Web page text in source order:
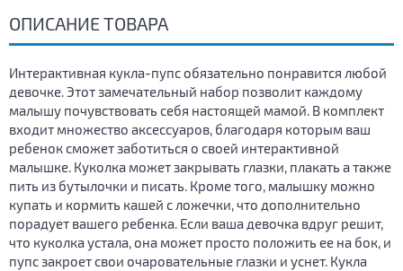
ОПИСАНИЕ ТОВАРА
Интерактивная кукла-пупс обязательно понравится любой
девочке. Этот замечательный набор позволит каждому
малышу почувствовать себя настоящей мамой. В комплект
входит множество аксессуаров, благодаря которым ваш
ребенок сможет заботиться о своей интерактивной
малышке. Куколка может закрывать глазки, плакать а также
пить из бутылочки и писать. Кроме того, малышку можно
купать и кормить кашей с ложечки, что дополнительно
порадует вашего ребенка. Если ваша девочка вдруг решит,
что куколка устала, она может просто положить ее на бок, и
пупс закроет свои очаровательные глазки и уснет. Кукла